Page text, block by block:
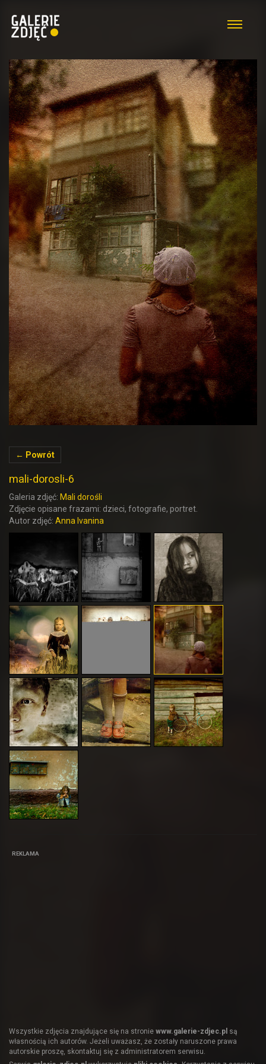
← Powrót
mali-dorosli-6
Galeria zdjęć: Mali dorośli
Zdjęcie opisane frazami: dzieci, fotografie, portret.
Autor zdjęć: Anna Ivanina
REKLAMA
Wszystkie zdjęcia znajdujące się na stronie www.galerie-zdjec.pl są
własnością ich autorów. Jeżeli uważasz, że zostały naruszone prawa
autorskie proszę, skontaktuj się z administratorem serwisu.